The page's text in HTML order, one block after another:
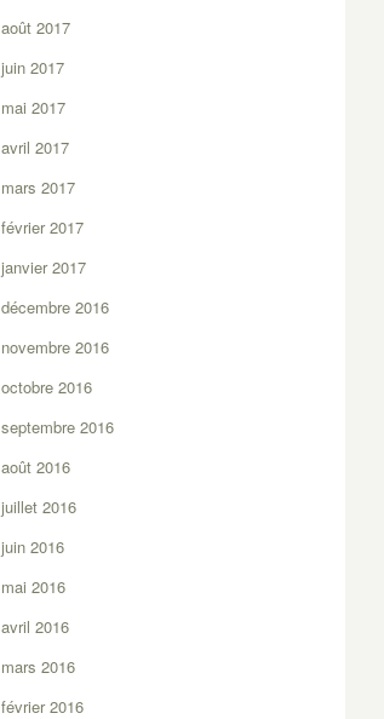
août 2017
juin 2017
mai 2017
avril 2017
mars 2017
février 2017
janvier 2017
décembre 2016
novembre 2016
octobre 2016
septembre 2016
août 2016
juillet 2016
juin 2016
mai 2016
avril 2016
mars 2016
février 2016